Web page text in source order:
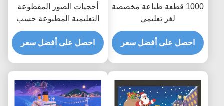
1000 قطعة طباعة مخصصة
لغز تعليمي
احصل على أفضل سعر
أحجيات الصور المقطوعة
التعليمية المطبوعة حسب
الطلب لجميع الأعمار
احصل على أفضل سعر